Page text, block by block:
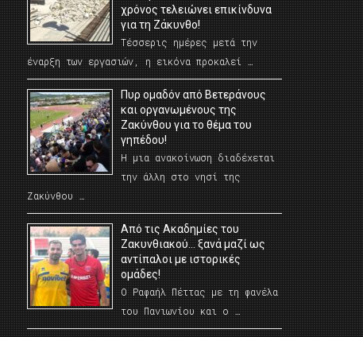
χρόνος τελειώνει επικίνδυνα
για τη Ζάκυνθο!
Τέσσερις ημέρες μετά την
έναρξη των εργασιών, η εικόνα προκαλεί …
Πυρ ομαδόν από Βετεράνους
και οργανωμένους της
Ζακύνθου για το θέμα του
γηπέδου!
Η μια ανακοίνωση διαδέχεται
την άλλη στο νησί της
Ζακύνθου …
Από τις Ακαδημίες του
Ζακυνθιακού… ξανά μαζί ως
αντίπαλοι με ιστορικές
ομάδες!
Ο Ραφαήλ Πέττας με τη φανέλα
του Πανιωνίου και ο …